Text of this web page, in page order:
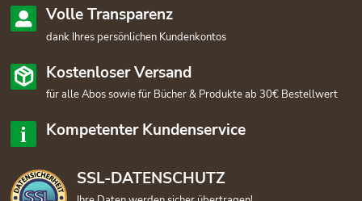
Volle Transparenz
dank Ihres persönlichen Kundenkontos
Kostenloser Versand
für alle Abos sowie für Bücher & Produkte ab 30€ Bestellwert
Kompetenter Kundenservice
SSL-DATENSCHUTZ